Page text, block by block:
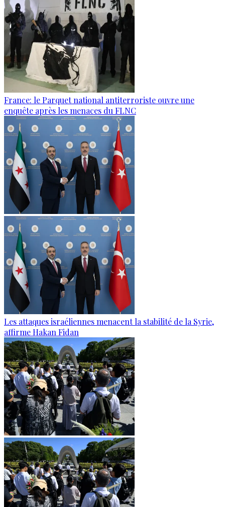
France: le Parquet national antiterroriste ouvre une
enquête après les menaces du FLNC
Les attaques israéliennes menacent la stabilité de la Syrie,
affirme Hakan Fidan